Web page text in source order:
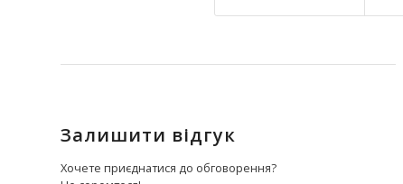
Залишити відгук
Хочете приєднатися до обговорення?